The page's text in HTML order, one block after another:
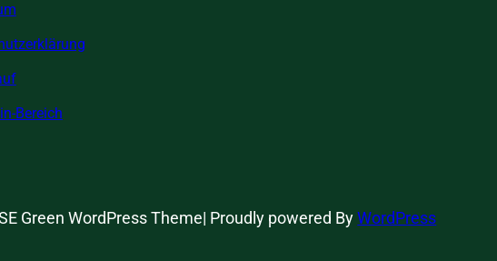
Bereich
Green WordPress Theme| Proudly powered ByWordPress